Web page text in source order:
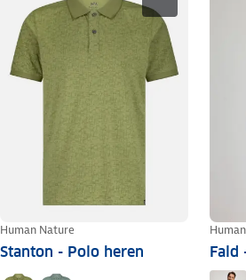
Human Nature
Stanton - Polo heren Fald